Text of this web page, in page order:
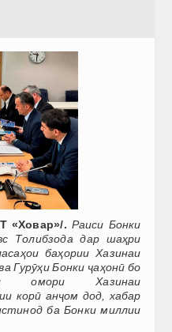
«Ховар»/. Раиси Бонки
Толибзода дар шаҳри
баҳории Хазинаи
Гурӯҳи Бонки ҷаҳонӣ бо
омори Хазинаи
корӣ анҷом дод, хабар
ба Бонки миллии